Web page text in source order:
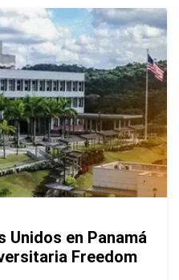
Unidos en Panamá
Freedom